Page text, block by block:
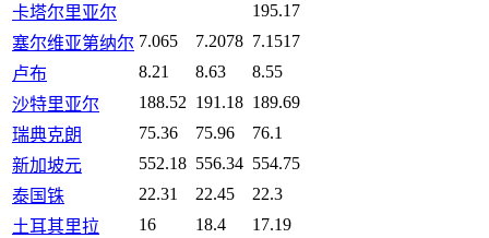
卡塔尔里亚尔
195.17
塞尔维亚第纳尔 7.065 7.2078 7.1517
卢布
8.21 8.63
8.55
沙特里亚尔
188.52 191.18 189.69
瑞典克朗
75.36 75.96
76.1
新加坡元
552.18 556.34 554.75
泰国铢
22.31 22.45
22.3
土耳其里拉
16 18.4
17.19